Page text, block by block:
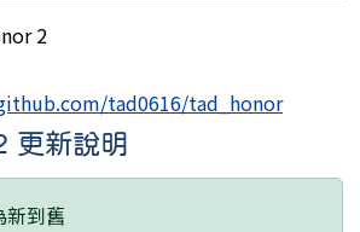
2
tad0616/tad_honor
更新說明
新到舊